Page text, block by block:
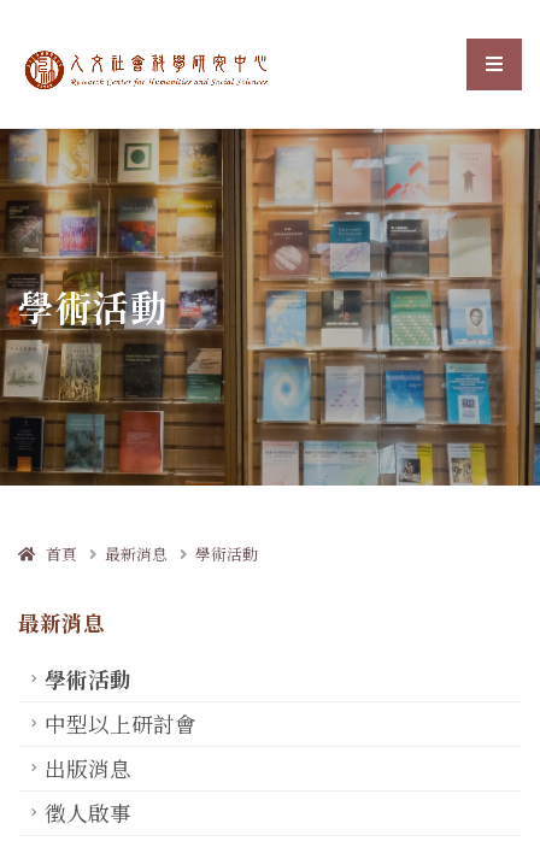
中央研究院人文社會科選
:::
學術活動
首頁 最新消息 學術活動
最新消息
學術活動
中型以上研討會
出版消息
徵人啟事